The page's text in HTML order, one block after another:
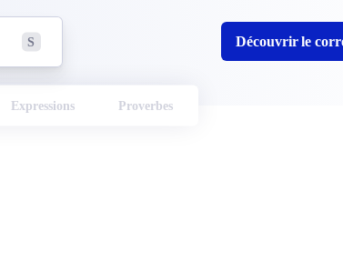
S Découvrir le
Expressions Proverbes